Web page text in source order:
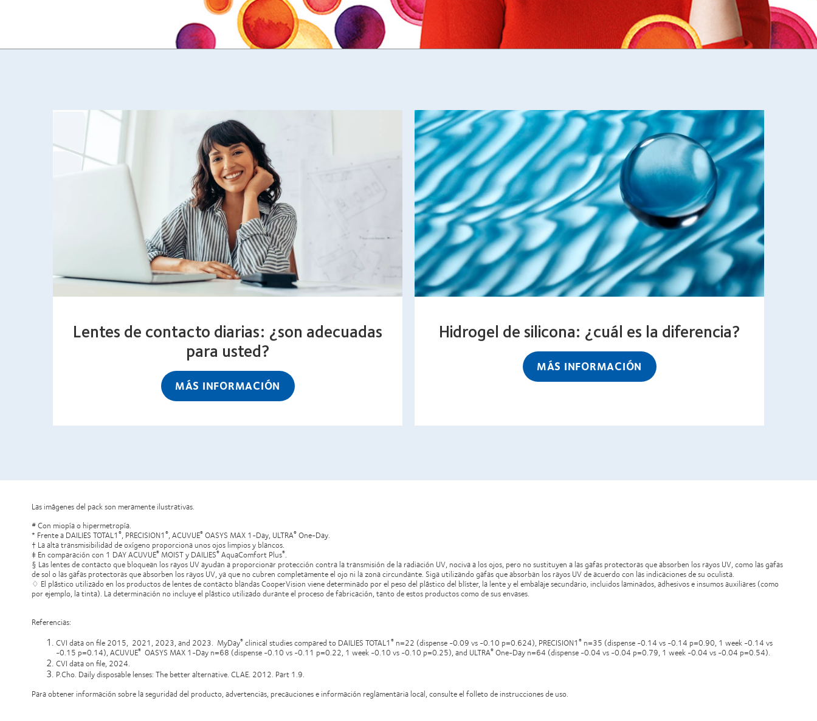
Lentes de contacto diarias: ¿son adecuadas
para usted?
MÁS INFORMACIÓN
Hidrogel de silicona: ¿cuál es la diferencia?
MÁS INFORMACIÓN
Las imágenes del pack son meramente ilustrativas.
# Con miopía o hipermetropía.
* Frente a DAILIES TOTAL1 ®, PRECISION1 ®, ACUVUE® OASYS MAX 1-Day, ULTRA® One-Day.
† La alta transmisibilidad de oxígeno proporciona unos ojos limpios y blancos.
‡ En comparación con 1 DAY ACUVUE® MOIST y DAILIES® AquaComfort Plus®.
§ Las lentes de contacto que bloquean los rayos UV ayudan a proporcionar protección contra la transmisión de la radiación UV, nociva a los ojos, pero no sustituyen a las gafas protectoras que absorben los rayos UV, como las gafas
de sol o las gafas protectoras que absorben los rayos UV, ya que no cubren completamente el ojo ni la zona circundante. Siga utilizando gafas que absorban los rayos UV de acuerdo con las indicaciones de su oculista.
♢ El plástico utilizado en los productos de lentes de contacto blandas CooperVision viene determinado por el peso del plástico del blíster, la lente y el embalaje secundario, incluidos laminados, adhesivos e insumos auxiliares (como
por ejemplo, la tinta). La determinación no incluye el plástico utilizado durante el proceso de fabricación, tanto de estos productos como de sus envases.
Referencias:
CVI data on file 2015, 2021, 2023, and 2023. MyDay® clinical studies compared to DAILIES TOTAL1 ® n=22 (dispense -0.09 vs -0.10 p=0.624), PRECISION1 ® n=35 (dispense -0.14 vs -0.14 p=0.90, 1 week -0.14 vs
-0.15 p=0.14), ACUVUE® OASYS MAX 1-Day n=68 (dispense -0.10 vs -0.11 p=0.22, 1 week -0.10 vs -0.10 p=0.25), and ULTRA® One-Day n=64 (dispense -0.04 vs -0.04 p=0.79, 1 week -0.04 vs -0.04 p=0.54).
CVI data on file, 2024.
P.Cho. Daily disposable lenses: The better alternative. CLAE. 2012. Part 1.9.
Para obtener información sobre la seguridad del producto, advertencias, precauciones e información reglamentaria local, consulte el folleto de instrucciones de uso.